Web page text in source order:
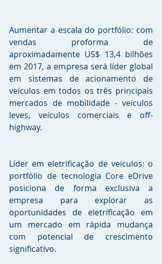
Aumentar a escala do portfólio: com
vendas proforma de
aproximadamente US$ 13,4 bilhões
em 2017, a empresa será líder global
em sistemas de acionamento de
veículos em todos os três principais
mercados de mobilidade - veículos
leves, veículos comerciais e off-
highway.
Líder em eletrificação de veículos: o
portfólio de tecnologia Core eDrive
posiciona de forma exclusiva a
empresa para explorar as
oportunidades de eletrificação em
um mercado em rápida mudança
com potencial de crescimento
significativo.